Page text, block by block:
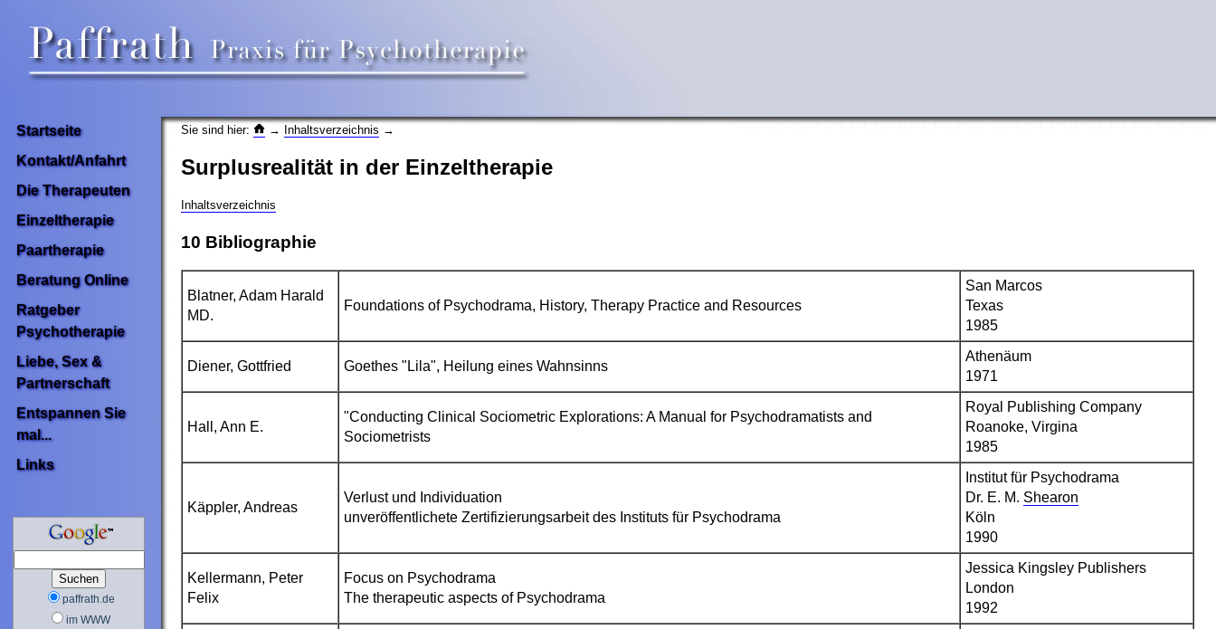
Startseite
Kontakt/Anfahrt
Die Therapeuten
Einzeltherapie
Paartherapie
Beratung Online
Ratgeber
Psychotherapie
Liebe, Sex &
Partnerschaft
Entspannen Sie
mal...
Links
paffrath.de
im WWW
Sie sind hier: → Inhaltsverzeichnis →
Surplusrealität in der Einzeltherapie
Inhaltsverzeichnis
10 Bibliographie
Blatner, Adam Harald
MD.
Foundations of Psychodrama, History, Therapy Practice and Resources
San Marcos
Texas
1985
Diener, Gottfried Goethes "Lila", Heilung eines Wahnsinns
Athenäum
1971
Hall , Ann E.
"Conducting Clinical Sociometric Explorations: A Manual for Psychodramatists and
Sociometrists
Royal Publishing Company
Roanoke, Virgina
1985
Käppler, Andreas
Verlust und Individuation
unveröffentlichete Zertifizierungsarbeit des Instituts für Psychodrama
Institut für Psychodrama
Dr. E. M. Shearon
Köln
1990
Kellermann, Peter
Felix
Focus on Psychodrama
The therapeutic aspects of Psychodrama
Jessica Kingsley Publishers
London
1992